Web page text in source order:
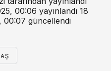
00:06 yayınlandı 18
00:07 güncellendi